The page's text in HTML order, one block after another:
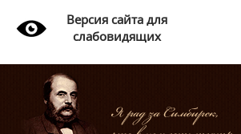
Версия сайта для
слабовидящих